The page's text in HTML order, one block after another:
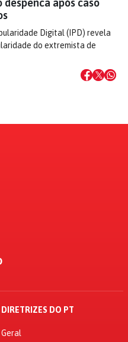
após caso
Digital (IPD) revela
do extremista de
DIRETRIZES DO PT
Geral